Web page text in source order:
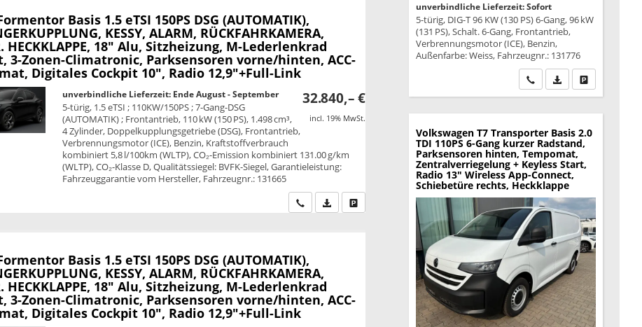
Basis 1.5 eTSI 150PS DSG (AUTOMATIK),
KESSY, ALARM, RÜCKFAHRKAMERA,
HECKKLAPPE, 18" Alu, Sitzheizung, M-Lederlenkrad
3-Zonen-Climatronic, Parksensoren vorne/hinten, ACC-
Digitales Cockpit 10", Radio 12,9"+Full-Link
32.840,– €
incl. 19% MwSt.
unverbindliche Lieferzeit: Ende August - September
5-türig, 1.5 eTSI ; 110KW/150PS ; 7-Gang-DSG
(AUTOMATIK) ; Frontantrieb, 110 kW (150 PS), 1.498 cm³,
4 Zylinder, Doppelkupplungsgetriebe (DSG), Frontantrieb,
Verbrennungsmotor (ICE), Benzin, Kraftstoffverbrauch
kombiniert 5,8 l/100km (WLTP), CO₂-Emission kombiniert 131.00 g/km
(WLTP), CO₂-Klasse D, Qualitätssiegel: BVFK-Siegel, Garantieleistung:
Fahrzeuggarantie vom Hersteller, Fahrzeugnr.: 131665
Wir rufen Sie anPDF-Datei, Fahrzeugexposé drucken
Drucken, parken oder vergleichen
Basis 1.5 eTSI 150PS DSG (AUTOMATIK),
KESSY, ALARM, RÜCKFAHRKAMERA,
HECKKLAPPE, 18" Alu, Sitzheizung, M-Lederlenkrad
3-Zonen-Climatronic, Parksensoren vorne/hinten, ACC-
Digitales Cockpit 10", Radio 12,9"+Full-Link
unverbindliche Lieferzeit: Sofort
5-türig, DIG-T 96 KW (130 PS) 6-Gang, 96 kW
(131 PS), Schalt. 6-Gang, Frontantrieb,
Verbrennungsmotor (ICE), Benzin,
Außenfarbe: Weiss, Fahrzeugnr.: 131776
Wir rufen Sie an
PDF-Datei,Drucken,
Volkswagen T7 Transporter Basis 2.0
TDI 110PS 6-Gang kurzer Radstand,
Parksensoren hinten, Tempomat,
Zentralverriegelung + Keyless Start,
Radio 13" Wireless App-Connect,
Schiebetüre rechts, Heckklappe